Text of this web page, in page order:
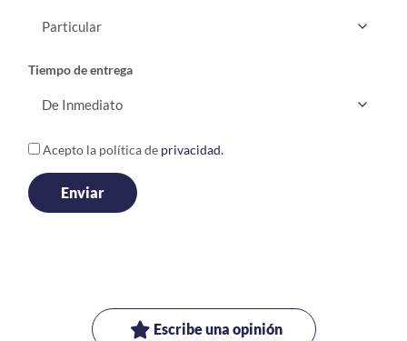
Tiempo de entrega
Acepto la política de privacidad.
Escribe una opinión